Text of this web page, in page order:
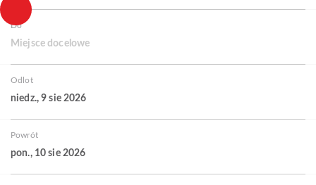
Do
Miejsce docelowe
Odlot
niedz., 9 sie 2026
Powrót
pon., 10 sie 2026